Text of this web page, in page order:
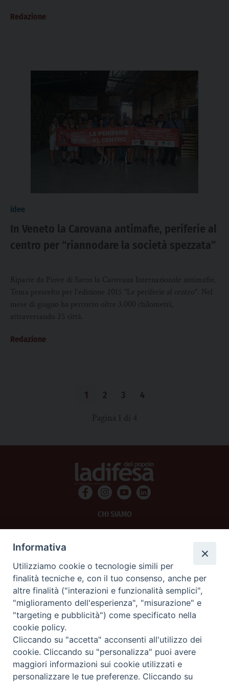
Redazione
idee
In Veneto la Carovana antimafie, periferie al
centro per “riannodare la società spezzata”
Riparte da Piove di Sacco la Carovana Internazionale antimafie.
Tema prescelto per l'edizione 2015 "Le periferie al centro". Nel
mese di giugno ha percorso oltre 3.000 chilometri,
attraversando 25 città.
Redazione
1 2 3 4
Pagina 1 di 4
CHI SIAMO
SCRIVICI
La Difesa srl - P.iva 05125420280
La Difesa del Popolo percepisce i contributi pubblici all'editoria.
La Difesa del Popolo, tramite la Fisc (Federazione Italiana Settimanali Cattolici)
ha aderito allo IAP (Istituto dell'Autodisciplina Pubblicitaria) accettando il Codice
di Autodisciplina della Comunicazione Commerciale.
La Difesa del Popolo è una testata registrata presso il Tribunale di Padova
decreto del 15 giugno 1950 al n. 37 del registro periodici.
Informativa
Utilizziamo cookie o tecnologie simili per
finalità tecniche e, con il tuo consenso, anche per
altre finalità ("interazioni e funzionalità semplici",
"miglioramento dell'esperienza", "misurazione" e
"targeting e pubblicità") come specificato nella
cookie policy.
Cliccando su "accetta" acconsenti all'utilizzo dei
cookie. Cliccando su "personalizza" puoi avere
maggiori informazioni sui cookie utilizzati e
personalizzare le tue preferenze. Cliccando su